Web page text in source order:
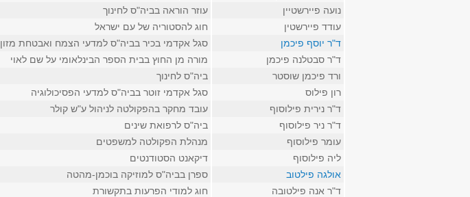
נועה פיירשטיין
עוזר הוראה בביה"ס לחינוך
עודד פיירשטין
חוג להסטוריה של עם ישראל
ד"ר יוסף פיכמן
סגל אקדמי בכיר בביה"ס למדעי הצמח ואבטחת מזון
ד"ר סבטלנה פיכמן
מורה מן החוץ בבית הספר הבינלאומי על שם לאוי
ורד פיכמן שוסטר
ביה"ס לחינוך
רון פילוס
סגל אקדמי זוטר בביה"ס למדעי הפסיכולוגיה
ד"ר נירית פילוסוף
עובד מחקר בהפקולטה לניהול ע"ש קולר
ד"ר ניר פילוסוף
ביה"ס לרפואת שינים
עומר פילוסוף
מנהלת הפקולטה למשפטים
ליה פילוסוף
דיקאנט הסטודנטים
אולגה פילטוב
ספרן בביה"ס למוזיקה בוכמן-מהטה
ד"ר אנה פילטובה
חוג למודי הפרעות בתקשורת